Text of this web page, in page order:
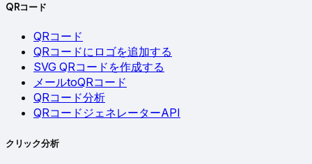
QRコード
QRコード
QRコードにロゴを追加する
SVG QRコードを作成する
メールtoQRコード
QRコード分析
QRコードジェネレーターAPI
クリック分析